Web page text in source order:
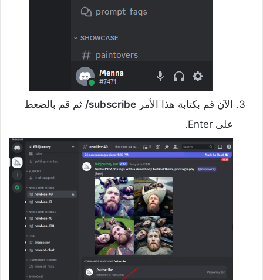
الآن قم بكتابة هذا الأمر subscribe/ ثم قم بالضغط
على Enter.